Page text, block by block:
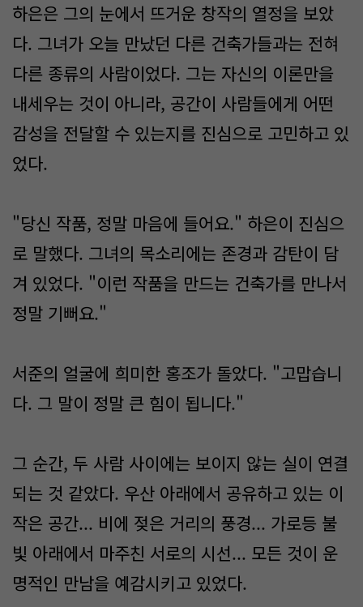
하은은 그의 눈에서 뜨거운 창작의 열정을 보았
다. 그녀가 오늘 만났던 다른 건축가들과는 전혀
다른 종류의 사람이었다. 그는 자신의 이론만을
내세우는 것이 아니라, 공간이 사람들에게 어떤
감성을 전달할 수 있는지를 진심으로 고민하고 있
었다.
"당신 작품, 정말 마음에 들어요." 하은이 진심으
로 말했다. 그녀의 목소리에는 존경과 감탄이 담
겨 있었다. "이런 작품을 만드는 건축가를 만나서
정말 기뻐요."
서준의 얼굴에 희미한 홍조가 돌았다. "고맙습니
다. 그 말이 정말 큰 힘이 됩니다."
그 순간, 두 사람 사이에는 보이지 않는 실이 연결
되는 것 같았다. 우산 아래에서 공유하고 있는 이
작은 공간... 비에 젖은 거리의 풍경... 가로등 불
빛 아래에서 마주친 서로의 시선... 모든 것이 운
명적인 만남을 예감시키고 있었다.